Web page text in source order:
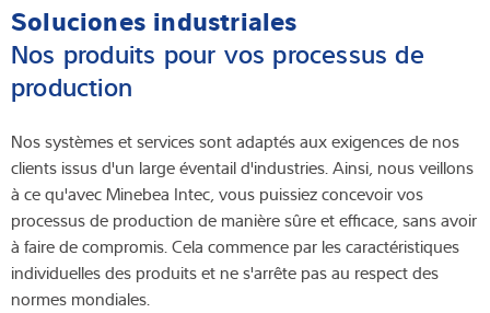
Soluciones industriales
Nos produits pour vos processus de
production
Nos systèmes et services sont adaptés aux exigences de nos
clients issus d'un large éventail d'industries. Ainsi, nous veillons
à ce qu'avec Minebea Intec, vous puissiez concevoir vos
processus de production de manière sûre et efficace, sans avoir
à faire de compromis. Cela commence par les caractéristiques
individuelles des produits et ne s'arrête pas au respect des
normes mondiales.